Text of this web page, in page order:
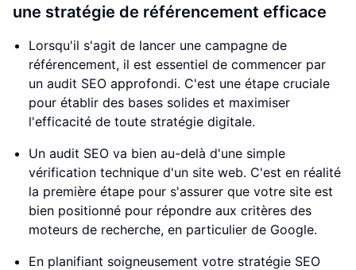
une stratégie de référencement efficace
Lorsqu'il s'agit de lancer une campagne de
référencement, il est essentiel de commencer par
un audit SEO approfondi. C'est une étape cruciale
pour établir des bases solides et maximiser
l'efficacité de toute stratégie digitale.
Un audit SEO va bien au-delà d'une simple
vérification technique d'un site web. C'est en réalité
la première étape pour s'assurer que votre site est
bien positionné pour répondre aux critères des
moteurs de recherche, en particulier de Google.
En planifiant soigneusement votre stratégie SEO